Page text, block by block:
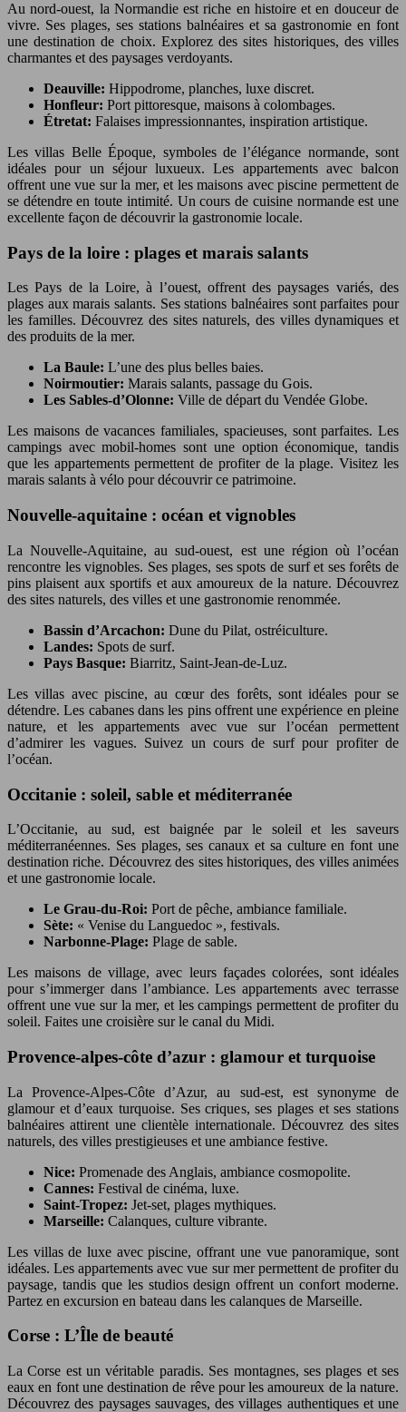
Au nord-ouest, la Normandie est riche en histoire et en douceur de
vivre. Ses plages, ses stations balnéaires et sa gastronomie en font
une destination de choix. Explorez des sites historiques, des villes
charmantes et des paysages verdoyants.
Deauville: Hippodrome, planches, luxe discret.
Honfleur: Port pittoresque, maisons à colombages.
Étretat: Falaises impressionnantes, inspiration artistique.
Les villas Belle Époque, symboles de l’élégance normande, sont
idéales pour un séjour luxueux. Les appartements avec balcon
offrent une vue sur la mer, et les maisons avec piscine permettent de
se détendre en toute intimité. Un cours de cuisine normande est une
excellente façon de découvrir la gastronomie locale.
Pays de la loire : plages et marais salants
Les Pays de la Loire, à l’ouest, offrent des paysages variés, des
plages aux marais salants. Ses stations balnéaires sont parfaites pour
les familles. Découvrez des sites naturels, des villes dynamiques et
des produits de la mer.
La Baule: L’une des plus belles baies.
Noirmoutier: Marais salants, passage du Gois.
Les Sables-d’Olonne: Ville de départ du Vendée Globe.
Les maisons de vacances familiales, spacieuses, sont parfaites. Les
campings avec mobil-homes sont une option économique, tandis
que les appartements permettent de profiter de la plage. Visitez les
marais salants à vélo pour découvrir ce patrimoine.
Nouvelle-aquitaine : océan et vignobles
La Nouvelle-Aquitaine, au sud-ouest, est une région où l’océan
rencontre les vignobles. Ses plages, ses spots de surf et ses forêts de
pins plaisent aux sportifs et aux amoureux de la nature. Découvrez
des sites naturels, des villes et une gastronomie renommée.
Bassin d’Arcachon: Dune du Pilat, ostréiculture.
Landes: Spots de surf.
Pays Basque: Biarritz, Saint-Jean-de-Luz.
Les villas avec piscine, au cœur des forêts, sont idéales pour se
détendre. Les cabanes dans les pins offrent une expérience en pleine
nature, et les appartements avec vue sur l’océan permettent
d’admirer les vagues. Suivez un cours de surf pour profiter de
l’océan.
Occitanie : soleil, sable et méditerranée
L’Occitanie, au sud, est baignée par le soleil et les saveurs
méditerranéennes. Ses plages, ses canaux et sa culture en font une
destination riche. Découvrez des sites historiques, des villes animées
et une gastronomie locale.
Le Grau-du-Roi: Port de pêche, ambiance familiale.
Sète: « Venise du Languedoc », festivals.
Narbonne-Plage: Plage de sable.
Les maisons de village, avec leurs façades colorées, sont idéales
pour s’immerger dans l’ambiance. Les appartements avec terrasse
offrent une vue sur la mer, et les campings permettent de profiter du
soleil. Faites une croisière sur le canal du Midi.
Provence-alpes-côte d’azur : glamour et turquoise
La Provence-Alpes-Côte d’Azur, au sud-est, est synonyme de
glamour et d’eaux turquoise. Ses criques, ses plages et ses stations
balnéaires attirent une clientèle internationale. Découvrez des sites
naturels, des villes prestigieuses et une ambiance festive.
Nice: Promenade des Anglais, ambiance cosmopolite.
Cannes: Festival de cinéma, luxe.
Saint-Tropez: Jet-set, plages mythiques.
Marseille: Calanques, culture vibrante.
Les villas de luxe avec piscine, offrant une vue panoramique, sont
idéales. Les appartements avec vue sur mer permettent de profiter du
paysage, tandis que les studios design offrent un confort moderne.
Partez en excursion en bateau dans les calanques de Marseille.
Corse : L’Île de beauté
La Corse est un véritable paradis. Ses montagnes, ses plages et ses
eaux en font une destination de rêve pour les amoureux de la nature.
Découvrez des paysages sauvages, des villages authentiques et une